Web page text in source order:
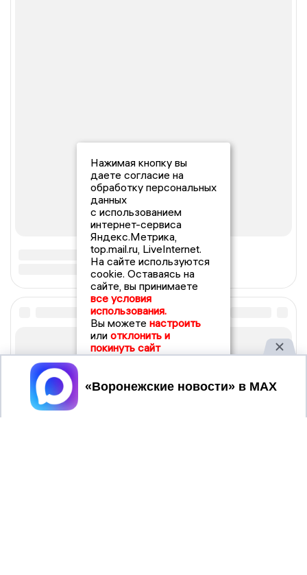
Нажимая кнопку вы
даете согласие на
обработку персональных
данных
с использованием
интернет-сервиса
Яндекс.Метрика,
top.mail.ru, LiveInternet.
На сайте используются
cookie. Оставаясь на
сайте, вы принимаете
все условия
использования.
Вы можете настроить
или отклонить и
покинуть сайт
Принять